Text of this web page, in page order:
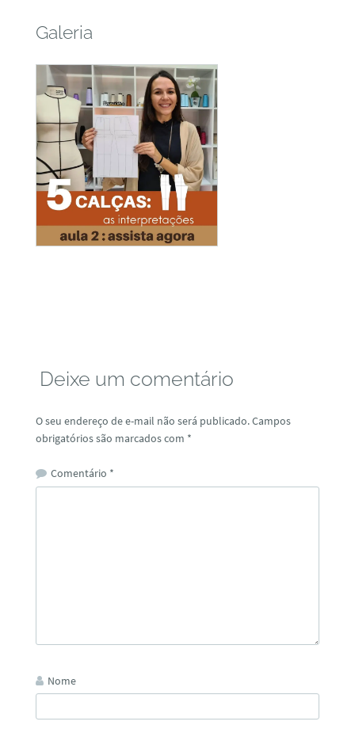
Galeria
Deixe um comentário
O seu endereço de e-mail não será publicado.Campos
obrigatórios são marcados com *
Comentário *
Nome